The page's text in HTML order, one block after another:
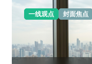
一线观点 封面焦点